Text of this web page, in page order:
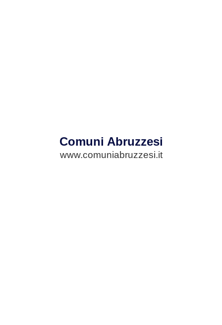
Comuni Abruzzesi
www.comuniabruzzesi.it